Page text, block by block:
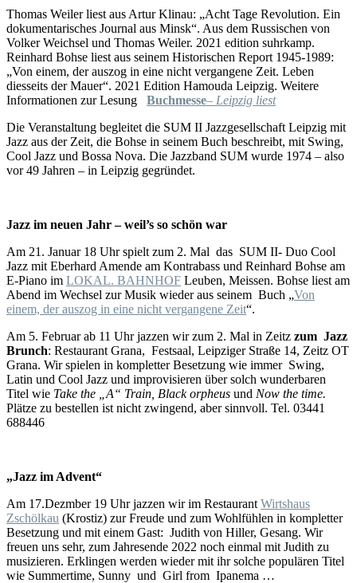
Thomas Weiler liest aus Artur Klinau: „Acht Tage Revolution. Ein
dokumentarisches Journal aus Minsk“. Aus dem Russischen von
Volker Weichsel und Thomas Weiler. 2021 edition suhrkamp.
Reinhard Bohse liest aus seinem Historischen Report 1945-1989:
„Von einem, der auszog in eine nicht vergangene Zeit. Leben
diesseits der Mauer“. 2021 Edition Hamouda Leipzig. Weitere
Informationen zur Lesung Buchmesse– Leipzig liest
Die Veranstaltung begleitet die SUM II Jazzgesellschaft Leipzig mit
Jazz aus der Zeit, die Bohse in seinem Buch beschreibt, mit Swing,
Cool Jazz und Bossa Nova. Die Jazzband SUM wurde 1974 – also
vor 49 Jahren – in Leipzig gegründet.
Jazz im neuen Jahr – weil’s so schön war
Am 21. Januar 18 Uhr spielt zum 2. Mal das SUM II- Duo Cool
Jazz mit Eberhard Amende am Kontrabass und Reinhard Bohse am
E-Piano im LOKAL. BAHNHOF Leuben, Meissen. Bohse liest am
Abend im Wechsel zur Musik wieder aus seinem Buch „Von
einem, der auszog in eine nicht vergangene Zeit“.
Am 5. Februar ab 11 Uhr jazzen wir zum 2. Mal in Zeitz zum Jazz
Brunch: Restaurant Grana, Festsaal, Leipziger Straße 14, Zeitz OT
Grana. Wir spielen in kompletter Besetzung wie immer Swing,
Latin und Cool Jazz und improvisieren über solch wunderbaren
Titel wie Take the „A“ Train, Black orpheus und Now the time.
Plätze zu bestellen ist nicht zwingend, aber sinnvoll. Tel. 03441
688446
„Jazz im Advent“
Am 17.Dezmber 19 Uhr jazzen wir im Restaurant Wirtshaus
Zschölkau (Krostiz) zur Freude und zum Wohlfühlen in kompletter
Besetzung und mit einem Gast: Judith von Hiller, Gesang. Wir
freuen uns sehr, zum Jahresende 2022 noch einmal mit Judith zu
musizieren. Erklingen werden wieder mit ihr solche populären Titel
wie Summertime, Sunny und Girl from Ipanema …